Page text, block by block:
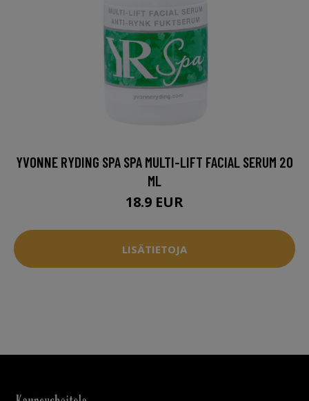
YVONNE RYDING SPA SPA MULTI-LIFT FACIAL SERUM 20
ML
18.9 EUR
LISÄTIETOJA